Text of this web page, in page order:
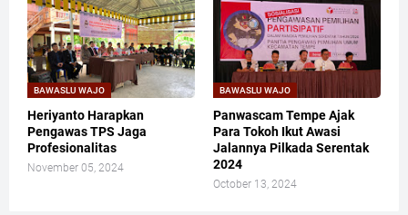
BAWASLU WAJO
Heriyanto Harapkan
Pengawas TPS Jaga
Profesionalitas
November 05, 2024
BAWASLU WAJO
Panwascam Tempe Ajak
Para Tokoh Ikut Awasi
Jalannya Pilkada Serentak
2024
October 13, 2024